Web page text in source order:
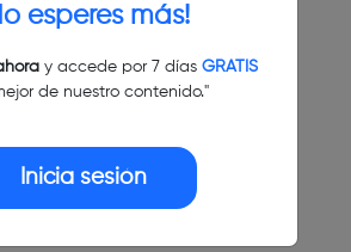
esperes más!
y accede por 7 días GRATIS
de nuestro contenido."
Inicia sesión